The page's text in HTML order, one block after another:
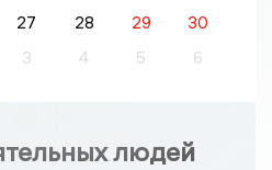
27 28 29
30
3 4 5 6
людей